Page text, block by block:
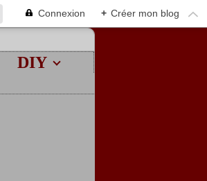
Connexion + Créer mon blog
DIY